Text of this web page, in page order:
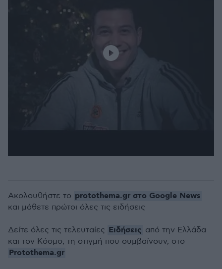
Ακολουθήστε το protothema.gr στο Google News
και μάθετε πρώτοι όλες τις ειδήσεις
Δείτε όλες τις τελευταίες Ειδήσεις από την Ελλάδα
και τον Κόσμο, τη στιγμή που συμβαίνουν, στο
Protothema.gr